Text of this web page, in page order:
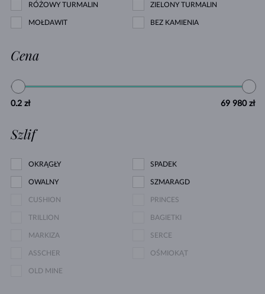
RÓŻOWY TURMALIN ZIELONY TURMALIN
MOŁDAWIT BEZ KAMIENIA
Cena
0.2 zł 69 980 zł
Szlif
OKRĄGŁY SPADEK
OWALNY SZMARAGD
CUSHION PRINCES
TRILLION BAGIETKI
MARKIZA SERCE
ASSCHER OŚMIOKĄT
OLD MINE